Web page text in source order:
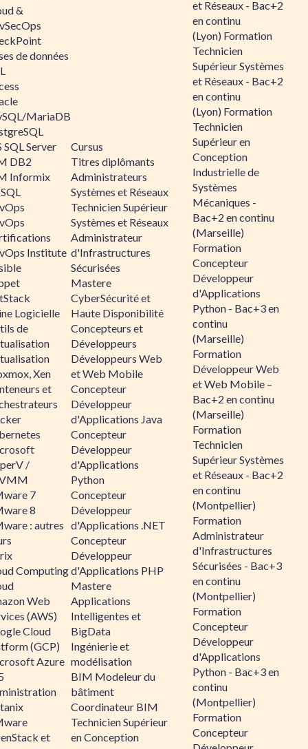
&
de données
MariaDB
SQL Server
DB2
Informix
Institute
Logicielle
de
Xen
et
/
7
8
: autres
Computing
Web
(AWS)
Cloud
(GCP)
Azure
et
Cursus
Titres diplômants
Administrateurs
Systèmes et Réseaux
Technicien Supérieur
Systèmes et Réseaux
Administrateur
d'Infrastructures
Sécurisées
Mastere
CyberSécurité et
Haute Disponibilité
Concepteurs et
Développeurs
Développeurs Web
et Web Mobile
Concepteur
Développeur
d'Applications Java
Concepteur
Développeur
d'Applications
Python
Concepteur
Développeur
d'Applications .NET
Concepteur
Développeur
d'Applications PHP
Mastere
Applications
Intelligentes et
BigData
Ingénierie et
modélisation
BIM Modeleur du
bâtiment
Coordinateur BIM
Technicien Supérieur
en Conception
et Réseaux - Bac+2
en continu
(Lyon) Formation
Technicien
Supérieur Systèmes
et Réseaux - Bac+2
en continu
(Lyon) Formation
Technicien
Supérieur en
Conception
Industrielle de
Systèmes
Mécaniques -
Bac+2 en continu
(Marseille)
Formation
Concepteur
Développeur
d'Applications
Python - Bac+3 en
continu
(Marseille)
Formation
Développeur Web
et Web Mobile –
Bac+2 en continu
(Marseille)
Formation
Technicien
Supérieur Systèmes
et Réseaux - Bac+2
en continu
(Montpellier)
Formation
Administrateur
d'Infrastructures
Sécurisées - Bac+3
en continu
(Montpellier)
Formation
Concepteur
Développeur
d'Applications
Python - Bac+3 en
continu
(Montpellier)
Formation
Concepteur